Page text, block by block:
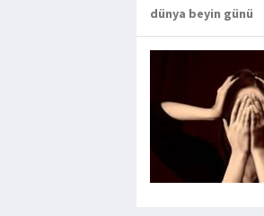
dünya beyin günü